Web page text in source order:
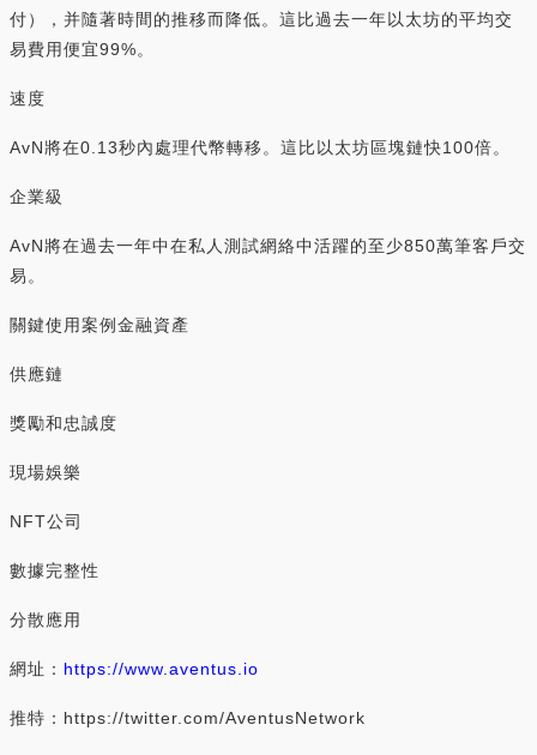
付），并隨著時間的推移而降低。這比過去一年以太坊的平均交
易費用便宜99%。
速度
AvN將在0.13秒內處理代幣轉移。這比以太坊區塊鏈快100倍。
企業級
AvN將在過去一年中在私人測試網絡中活躍的至少850萬筆客戶交
易。
關鍵使用案例金融資產
供應鏈
獎勵和忠誠度
現場娛樂
NFT公司
數據完整性
分散應用
網址： https://www.aventus.io
推特：https://twitter.com/AventusNetwork